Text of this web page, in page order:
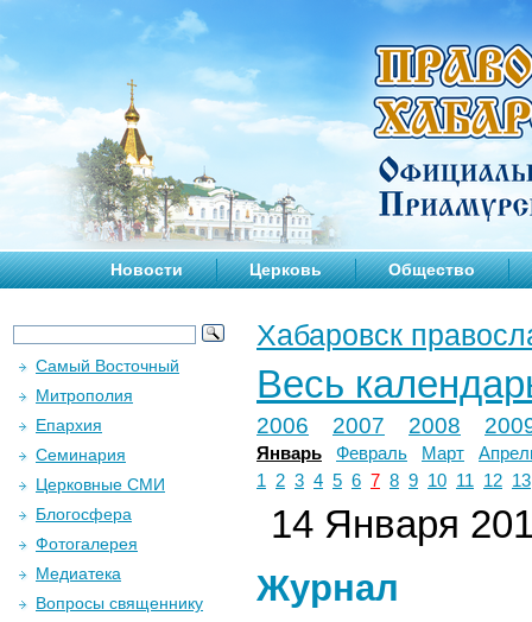
Новости Церковь Общество
Хабаровск
Весь
2006 2007 2008
Январь Февраль Март
1
2 3 4 5 6 7 8 9 10 11 12 13
14 Января
Журнал
Самый Восточный
Митрополия
Епархия
Семинария
Церковные СМИ
Блогосфера
Фотогалерея
Медиатека
Вопросы священнику